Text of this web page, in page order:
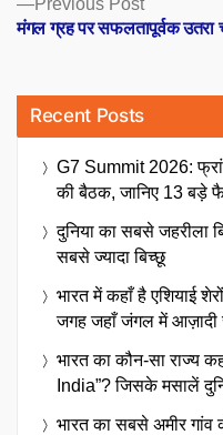
post:
मंगल ग्रह पर सफलतापूर्वक उतरा
Recent Posts
G7 Summit 2026:
की बैठक, जानिए 13 बड़े
दुनिया का सबसे जहरीला
सबसे ज्यादा बिच्छू
भारत में कहाँ है एशियाई
जगह जहाँ जंगल में
भारत का कौन-सा राज्य
India”? जिसके मसालें
भारत का सबसे अमीर गांव